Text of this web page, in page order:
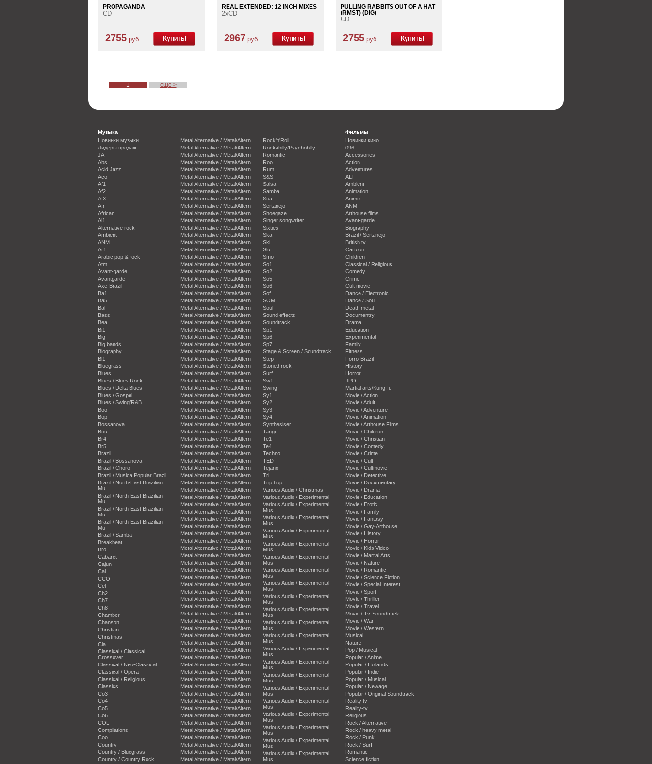
PROPAGANDA
CD
2755 руб
REAL EXTENDED: 12 INCH MIXES
2xCD
2967 руб
PULLING RABBITS OUT OF A HAT
(RMST) (DIG)
CD
2755 руб
1 еще >
Музыка
Новинки музыки
Лидеры продаж
JA
Abs
Acid Jazz
Aco
Af1
Af2
Af3
Afr
African
Al1
Alternative rock
Ambient
ANM
Ar1
Arabic pop & rock
Atm
Avant-garde
Avantgarde
Axe-Brazil
Ba1
Ba5
Bal
Bass
Bea
Bi1
Big
Big bands
Biography
Bl1
Bluegrass
Blues
Blues / Blues Rock
Blues / Delta Blues
Blues / Gospel
Blues / Swing/R&B
Boo
Bop
Bossanova
Bou
Br4
Br5
Brazil
Brazil / Bossanova
Brazil / Choro
Brazil / Musica Popular Brazil
Brazil / North-East Brazilian
Mu
Brazil / North-East Brazilian
Mu
Brazil / North-East Brazilian
Mu
Brazil / North-East Brazilian
Mu
Brazil / Samba
Breakbeat
Bro
Cabaret
Cajun
Cal
CCO
Cel
Ch2
Ch7
Ch8
Chamber
Chanson
Christian
Christmas
Cla
Classical / Classical
Crossover
Classical / Neo-Classical
Classical / Opera
Classical / Religious
Classics
Co3
Co4
Co5
Co6
COL
Compilations
Coo
Country
Country / Bluegrass
Country / Country Rock
Metal Alternative / Metal/Altern
Metal Alternative / Metal/Altern
Metal Alternative / Metal/Altern
Metal Alternative / Metal/Altern
Metal Alternative / Metal/Altern
Metal Alternative / Metal/Altern
Metal Alternative / Metal/Altern
Metal Alternative / Metal/Altern
Metal Alternative / Metal/Altern
Metal Alternative / Metal/Altern
Metal Alternative / Metal/Altern
Metal Alternative / Metal/Altern
Metal Alternative / Metal/Altern
Metal Alternative / Metal/Altern
Metal Alternative / Metal/Altern
Metal Alternative / Metal/Altern
Metal Alternative / Metal/Altern
Metal Alternative / Metal/Altern
Metal Alternative / Metal/Altern
Metal Alternative / Metal/Altern
Metal Alternative / Metal/Altern
Metal Alternative / Metal/Altern
Metal Alternative / Metal/Altern
Metal Alternative / Metal/Altern
Metal Alternative / Metal/Altern
Metal Alternative / Metal/Altern
Metal Alternative / Metal/Altern
Metal Alternative / Metal/Altern
Metal Alternative / Metal/Altern
Metal Alternative / Metal/Altern
Metal Alternative / Metal/Altern
Metal Alternative / Metal/Altern
Metal Alternative / Metal/Altern
Metal Alternative / Metal/Altern
Metal Alternative / Metal/Altern
Metal Alternative / Metal/Altern
Metal Alternative / Metal/Altern
Metal Alternative / Metal/Altern
Metal Alternative / Metal/Altern
Metal Alternative / Metal/Altern
Metal Alternative / Metal/Altern
Metal Alternative / Metal/Altern
Metal Alternative / Metal/Altern
Metal Alternative / Metal/Altern
Metal Alternative / Metal/Altern
Metal Alternative / Metal/Altern
Metal Alternative / Metal/Altern
Metal Alternative / Metal/Altern
Metal Alternative / Metal/Altern
Metal Alternative / Metal/Altern
Metal Alternative / Metal/Altern
Metal Alternative / Metal/Altern
Metal Alternative / Metal/Altern
Metal Alternative / Metal/Altern
Metal Alternative / Metal/Altern
Metal Alternative / Metal/Altern
Metal Alternative / Metal/Altern
Metal Alternative / Metal/Altern
Metal Alternative / Metal/Altern
Metal Alternative / Metal/Altern
Metal Alternative / Metal/Altern
Metal Alternative / Metal/Altern
Metal Alternative / Metal/Altern
Metal Alternative / Metal/Altern
Metal Alternative / Metal/Altern
Metal Alternative / Metal/Altern
Metal Alternative / Metal/Altern
Metal Alternative / Metal/Altern
Metal Alternative / Metal/Altern
Metal Alternative / Metal/Altern
Metal Alternative / Metal/Altern
Metal Alternative / Metal/Altern
Metal Alternative / Metal/Altern
Metal Alternative / Metal/Altern
Metal Alternative / Metal/Altern
Metal Alternative / Metal/Altern
Metal Alternative / Metal/Altern
Metal Alternative / Metal/Altern
Metal Alternative / Metal/Altern
Metal Alternative / Metal/Altern
Metal Alternative / Metal/Altern
Metal Alternative / Metal/Altern
Metal Alternative / Metal/Altern
Metal Alternative / Metal/Altern
Metal Alternative / Metal/Altern
Metal Alternative / Metal/Altern
Rock'n'Roll
Rockabilly/Psychobilly
Romantic
Roo
Rum
S&S
Salsa
Samba
Sea
Sertanejo
Shoegaze
Singer songwriter
Sixties
Ska
Ski
Slu
Smo
So1
So2
So5
So6
Sof
SOM
Soul
Sound effects
Soundtrack
Sp1
Sp6
Sp7
Stage & Screen / Soundtrack
Step
Stoned rock
Surf
Sw1
Swing
Sy1
Sy2
Sy3
Sy4
Synthesiser
Tango
Te1
Te4
Techno
TED
Tejano
Tri
Trip hop
Various Audio / Christmas
Various Audio / Experimental
Various Audio / Experimental
Mus
Various Audio / Experimental
Mus
Various Audio / Experimental
Mus
Various Audio / Experimental
Mus
Various Audio / Experimental
Mus
Various Audio / Experimental
Mus
Various Audio / Experimental
Mus
Various Audio / Experimental
Mus
Various Audio / Experimental
Mus
Various Audio / Experimental
Mus
Various Audio / Experimental
Mus
Various Audio / Experimental
Mus
Various Audio / Experimental
Mus
Various Audio / Experimental
Mus
Various Audio / Experimental
Mus
Various Audio / Experimental
Mus
Various Audio / Experimental
Mus
Various Audio / Experimental
Mus
Various Audio / Experimental
Mus
Various Audio / Experimental
Mus
Фильмы
Новинки кино
096
Accessories
Action
Adventures
ALT
Ambient
Animation
Anime
ANM
Arthouse films
Avant-garde
Biography
Brazil / Sertanejo
British tv
Cartoon
Children
Classical / Religious
Comedy
Crime
Cult movie
Dance / Electronic
Dance / Soul
Death metal
Documentry
Drama
Education
Experimental
Family
Fitness
Forro-Brazil
History
Horror
JPO
Martial arts/Kung-fu
Movie / Action
Movie / Adult
Movie / Adventure
Movie / Animation
Movie / Arthouse Films
Movie / Children
Movie / Christian
Movie / Comedy
Movie / Crime
Movie / Cult
Movie / Cultmovie
Movie / Detective
Movie / Documentary
Movie / Drama
Movie / Education
Movie / Erotic
Movie / Family
Movie / Fantasy
Movie / Gay-Arthouse
Movie / History
Movie / Horror
Movie / Kids Video
Movie / Martial Arts
Movie / Nature
Movie / Romantic
Movie / Science Fiction
Movie / Special Interest
Movie / Sport
Movie / Thriller
Movie / Travel
Movie / Tv-Soundtrack
Movie / War
Movie / Western
Musical
Nature
Pop / Musical
Popular / Anime
Popular / Hollands
Popular / Indie
Popular / Musical
Popular / Newage
Popular / Original Soundtrack
Reality tv
Reality-tv
Religious
Rock / Alternative
Rock / heavy metal
Rock / Punk
Rock / Surf
Romantic
Science fiction